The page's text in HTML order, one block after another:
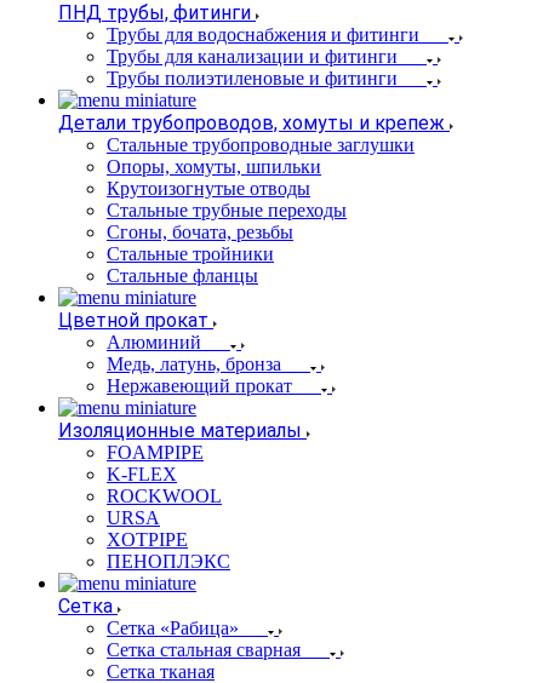
ПНД трубы, фитинги
Трубы для водоснабжения и фитинги
Трубы для канализации и фитинги
Трубы полиэтиленовые и фитинги
Детали трубопроводов, хомуты и крепеж
Стальные трубопроводные заглушки
Опоры, хомуты, шпильки
Крутоизогнутые отводы
Стальные трубные переходы
Сгоны, бочата, резьбы
Стальные тройники
Стальные фланцы
Цветной прокат
Алюминий
Медь, латунь, бронза
Нержавеющий прокат
Изоляционные материалы
FOAMPIPE
K-FLEX
ROCKWOOL
URSA
XOTPIPE
ПЕНОПЛЭКС
Сетка
Сетка «Рабица»
Сетка стальная сварная
Сетка тканая